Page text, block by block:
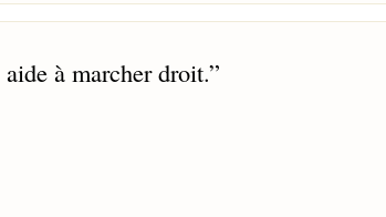
à marcher droit.”